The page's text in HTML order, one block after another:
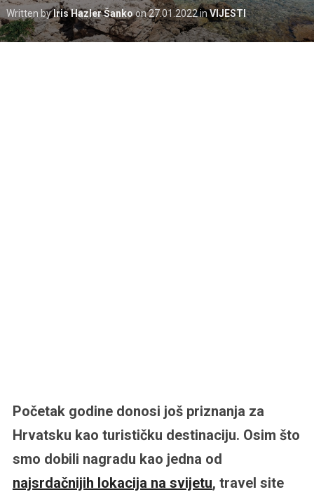
Written byIris Hazler Šankoon27.01.2022inVIJESTI
Početak godine donosi još priznanja za
Hrvatsku kao turističku destinaciju. Osim što
smo dobili nagradu kao jedna od
najsrdačnijih lokacija na svijetu, travel site